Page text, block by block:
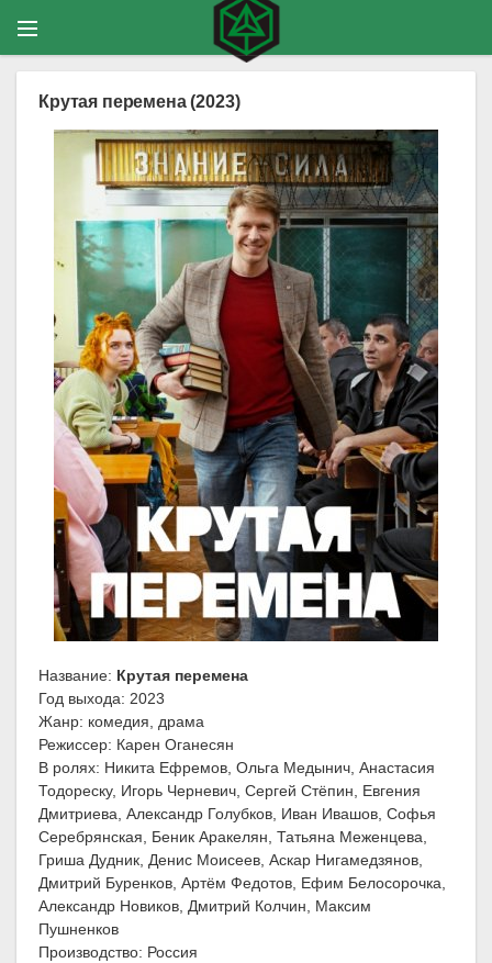
Крутая перемена (2023)
Название: Крутая перемена
Год выхода: 2023
Жанр: комедия, драма
Режиссер: Карен Оганесян
В ролях: Никита Ефремов, Ольга Медынич, Анастасия
Тодореску, Игорь Черневич, Сергей Стёпин, Евгения
Дмитриева, Александр Голубков, Иван Ивашов, Софья
Серебрянская, Беник Аракелян, Татьяна Меженцева,
Гриша Дудник, Денис Моисеев, Аскар Нигамедзянов,
Дмитрий Буренков, Артём Федотов, Ефим Белосорочка,
Александр Новиков, Дмитрий Колчин, Максим
Пушненков
Производство: Россия